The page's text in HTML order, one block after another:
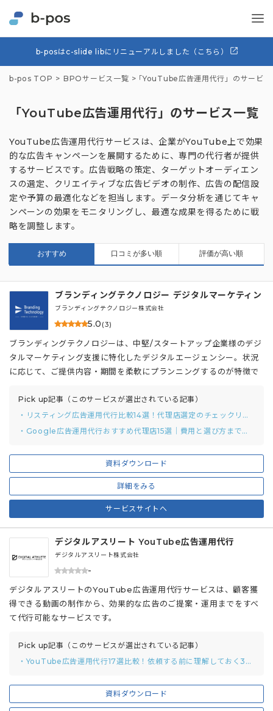
b-posはc-slide libにリニューアルしました（こちら）
b-pos TOP BPOサービス一覧 「YouTube広告運用代行」のサービス
「YouTube広告運用代行」のサービス一覧
YouTube広告運用代行サービスは、企業がYouTube上で効果
的な広告キャンペーンを展開するために、専門の代行者が提供
するサービスです。広告戦略の策定、ターゲットオーディエン
スの選定、クリエイティブな広告ビデオの制作、広告の配信設
定や予算の最適化などを担当します。データ分析を通じてキャ
ンペーンの効果をモニタリングし、最適な成果を得るために戦
略を調整します。
おすすめ 口コミが多い順 評価が高い順
ブランディングテクノロジー デジタルマーケティン
グ総合支援
ブランディングテクノロジー株式会社
5.0 (3)
資料ダウンロード
詳細をみる
サービスサイトへ
ブランディングテクノロジーは、中堅/スタートアップ企業様のデジ
タルマーケティング支援に特化したデジタルエージェンシー。状況
に応じて、ご提供内容・期間を柔軟にプランニングするのが特徴で
Pick up記事（このサービスが選出されている記事）
・リスティング広告運用代行比較14選！代理店選定のチェックリストと質問例付き
・Google広告運用代行おすすめ代理店15選｜費用と選び方まで解説
デジタルアスリート YouTube広告運用代行
デジタルアスリート株式会社
-
資料ダウンロード
デジタルアスリートのYouTube広告運用代行サービスは、顧客獲
得できる動画の制作から、効果的な広告のご提案・運用までをすべ
て代行可能なサービスです。
Pick up記事（このサービスが選出されている記事）
・YouTube広告運用代行17選比較！依頼する前に理解しておく3つのポイントまで解説